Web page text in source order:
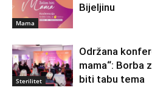
Mama
Bijeljinu
Sterilitet
Održana
mama“: Borba
biti tabu tema